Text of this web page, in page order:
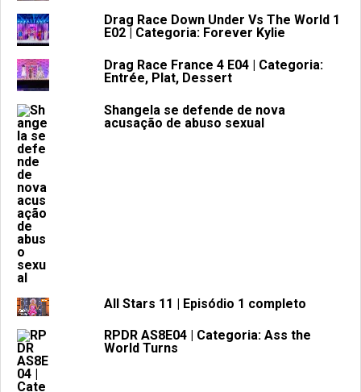
Drag Race Down Under Vs The World 1
E02 | Categoria: Forever Kylie
Drag Race France 4 E04 | Categoria:
Entrée, Plat, Dessert
Shangela se defende de nova
acusação de abuso sexual
All Stars 11 | Episódio 1 completo
RPDR AS8E04 | Categoria: Ass the
World Turns